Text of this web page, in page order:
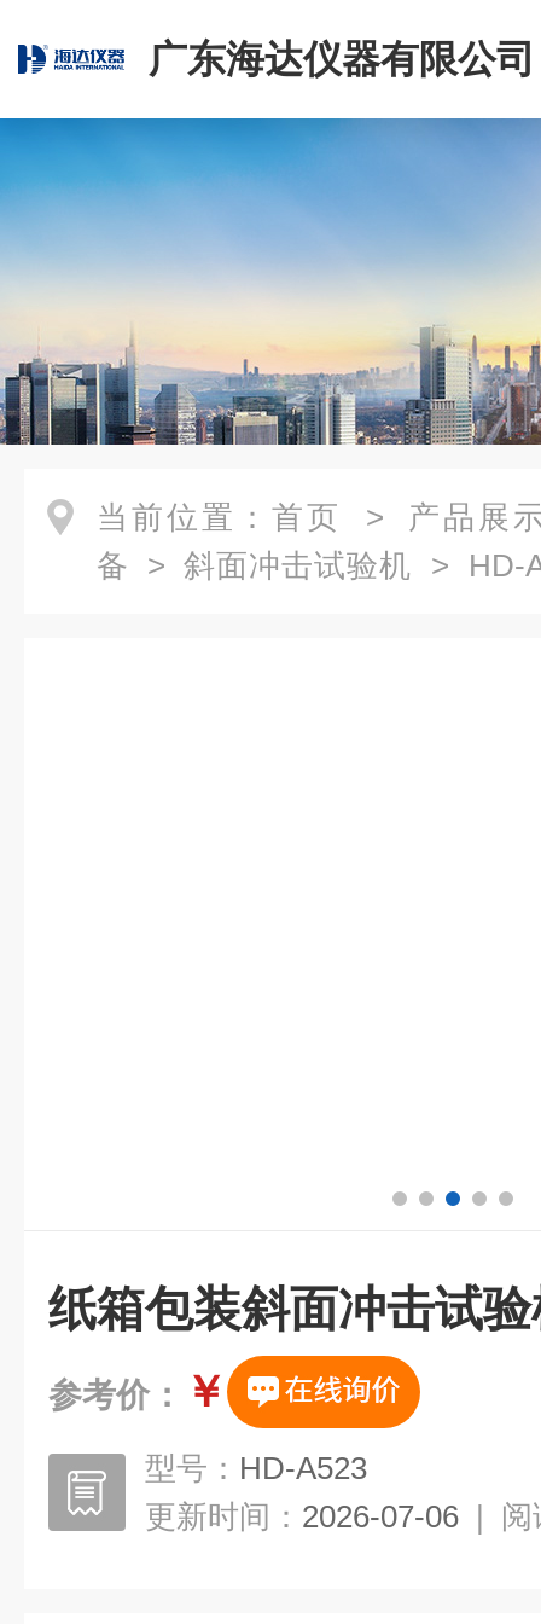
广东海达仪器有限公司
当前位置： 首页 > 产品展
备 > 斜面冲击试验机 > HD-
纸箱包装斜面冲击试
参考价： ￥
型号： HD-A523
更新时间： 2026-07-06 | 阅